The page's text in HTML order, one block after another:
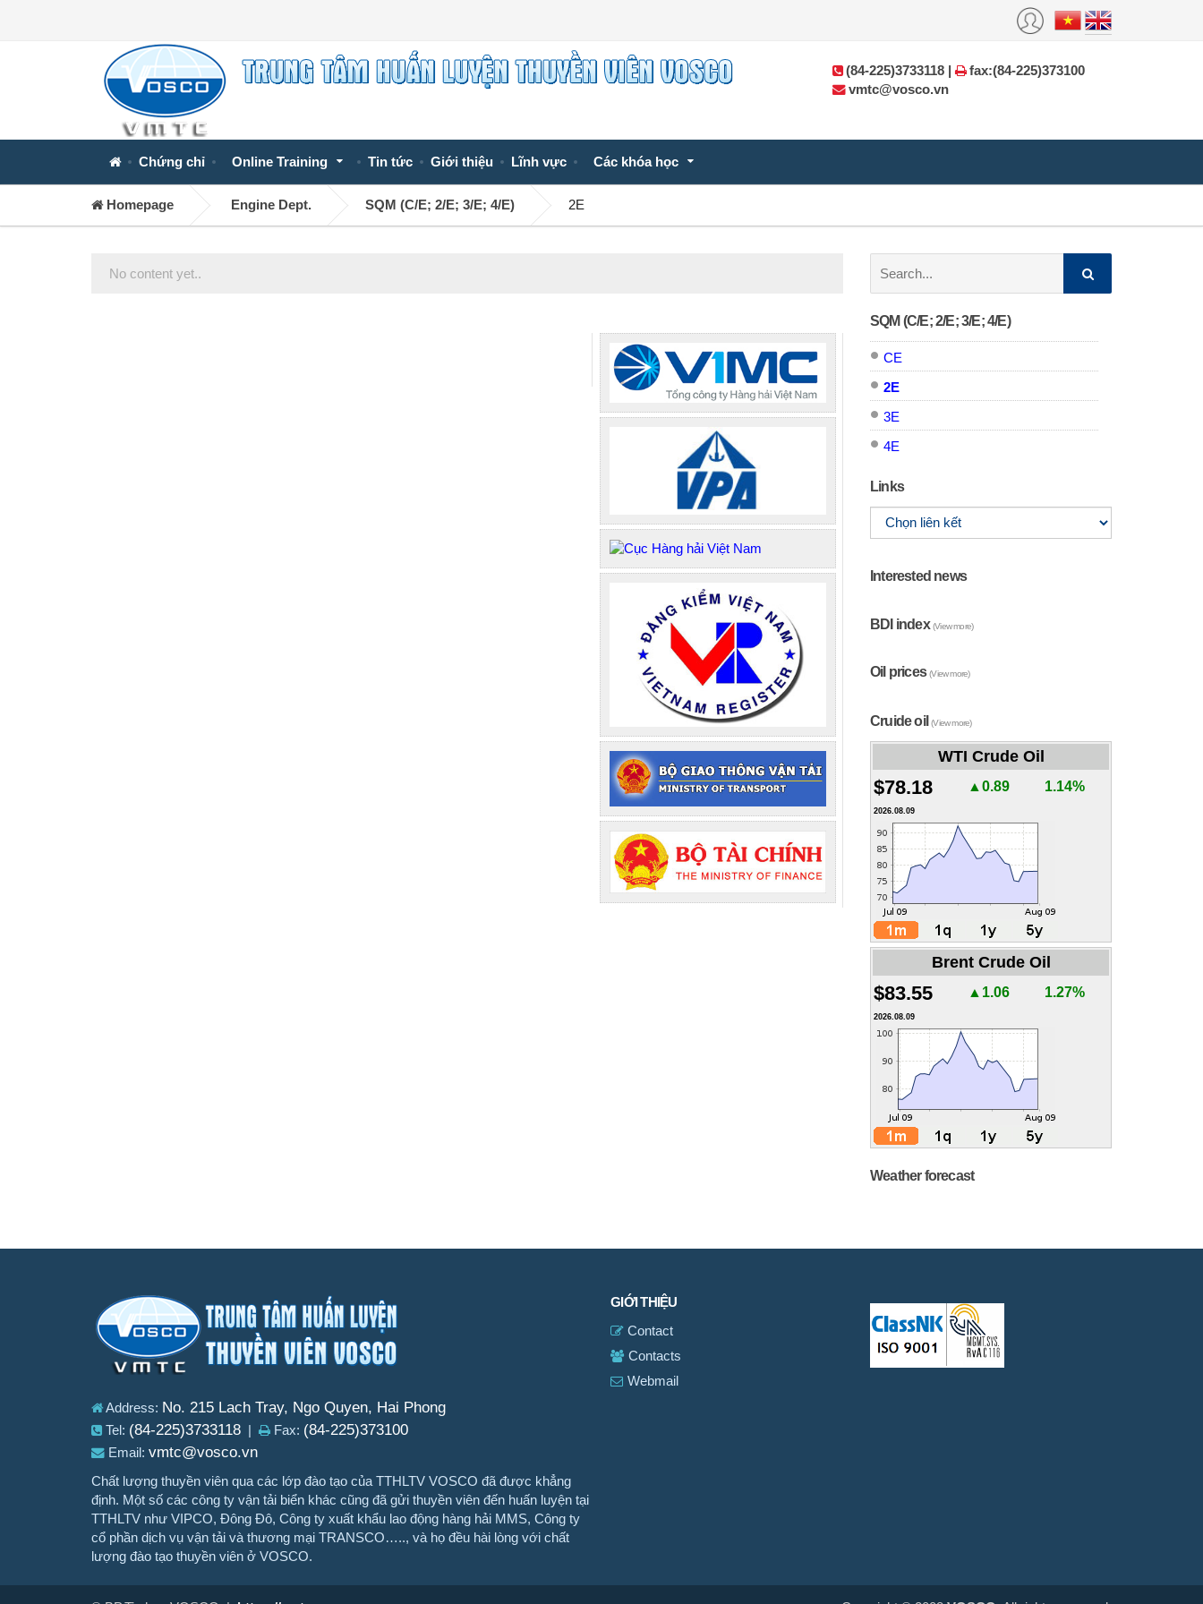
Chứng chỉ Online Training Tin tức Giới thiệu Lĩnh vực Các khóa học
(84-225)3733118 |
fax:(84-225)373100
vmtc@vosco.vn
Homepage Engine Dept. SQM (C/E; 2/E; 3/E; 4/E) 2E
No content yet..
SQM (C/E; 2/E; 3/E; 4/E)
CE
2E
3E
4E
Links
Interested news
BDI index(View more)
Oil prices(View more)
Cruide oil(View more)
WTI Crude Oil
$78.18 ▲0.89 1.14%
2026.08.09
Brent Crude Oil
$83.55 ▲1.06 1.27%
2026.08.09
Weather forecast
Address: No. 215 Lach Tray, Ngo Quyen, Hai Phong
Tel: (84-225)3733118 Fax: (84-225)373100
Email: vmtc@vosco.vn
Chất lượng thuyền viên qua các lớp đào tạo của TTHLTV VOSCO đã được khẳng
định. Một số các công ty vận tải biển khác cũng đã gửi thuyền viên đến huấn luyện tại
TTHLTV như VIPCO, Đông Đô, Công ty xuất khẩu lao động hàng hải MMS, Công ty
cổ phần dịch vụ vận tải và thương mại TRANSCO….., và họ đều hài lòng với chất
lượng đào tạo thuyền viên ở VOSCO.
GIỚI THIỆU
Contact
Contacts
Webmail